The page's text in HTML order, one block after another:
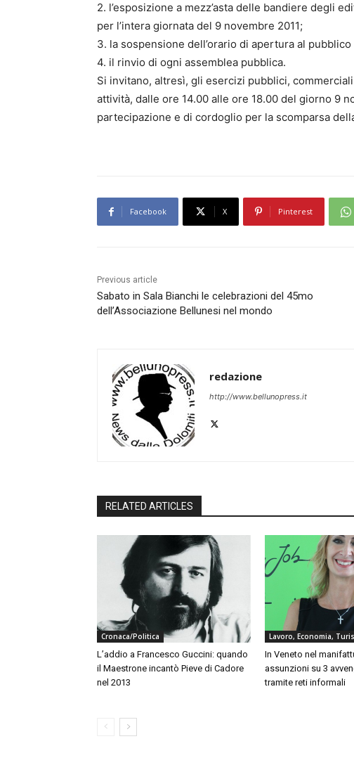
2. l’esposizione a mezz’asta delle bandiere degli
per l’intera giornata del 9 novembre 2011;
3. la sospensione dell’orario di apertura al
4. il rinvio di ogni assemblea pubblica.
Si invitano, altresì, gli esercizi pubblici,
attività, dalle ore 14.00 alle ore 18.00 del giorno 9
partecipazione e di cordoglio per la scomparsa
Facebook X Pinterest
Previous article
Sabato in Sala Bianchi le celebrazioni del 45mo
dell’Associazione Bellunesi nel mondo
redazione
http://www.bellunopress.it
RELATED ARTICLES
Cronaca/Politica
L’addio a Francesco Guccini: quando
il Maestrone incantò Pieve di Cadore
nel 2013
Lavoro, Economia,
In Veneto nel
assunzioni su 3
tramite reti informali